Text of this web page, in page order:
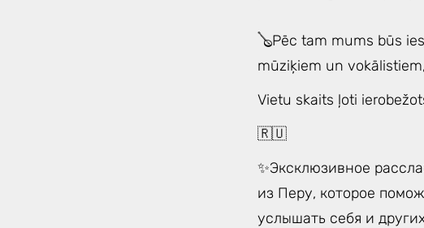
🪕Pēc tam mums būs
mūziķiem un
Vietu skaits ļoti
🇷🇺
✨Эксклюзивное
из Перу, которое
услышать себя и